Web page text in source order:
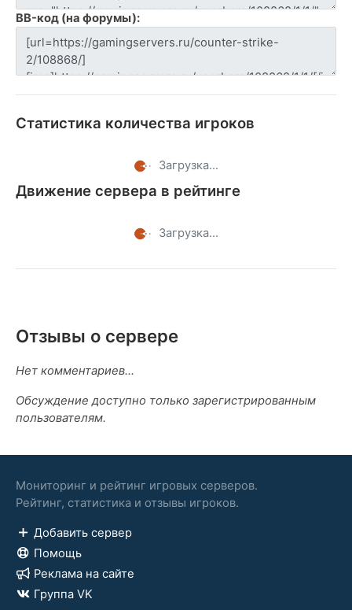
BB-код (на форумы):
Статистика количества игроков
Загрузка...
Движение сервера в рейтинге
Загрузка...
Отзывы о сервере
Нет комментариев...
Обсуждение доступно только зарегистрированным
пользователям.
Мониторинг и рейтинг игровых серверов.
Рейтинг, статистика и отзывы игроков.
Добавить сервер
Помощь
Реклама на сайте
Группа VK